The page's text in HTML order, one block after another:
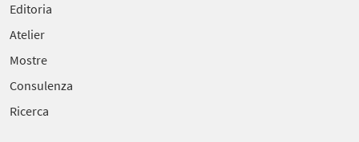
Editoria
Atelier
Mostre
Consulenza
Ricerca